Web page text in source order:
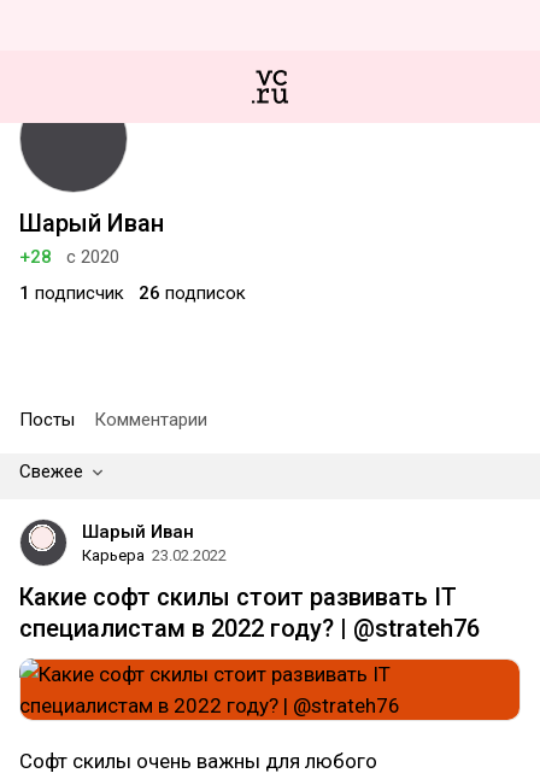
Шарый Иван
+28
с 2020
1 подписчик 26 подписок
Посты Комментарии
Свежее
Шарый Иван
Карьера 23.02.2022
Какие софт скилы стоит развивать IT
специалистам в 2022 году? | @strateh76
Софт скилы очень важны для любого